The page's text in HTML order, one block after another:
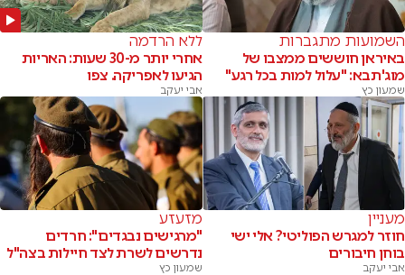
השמועות מתגברות
באיראן חוששים ממצבו של
מוג'תבא: "עלול למות בכל רגע"
שמעון כץ
ללא הרדמה
אחרי יותר מ-30 שעות: האריות
הגיעו לאפריקה. צפו
אבי יעקב
מעניין
חוזר למגרש הפוליטי? אלי ישי
בוחן חיבורים
אבי יעקב
מזעזע
"מרגישים נבגדים": חרדים
נדרשים לשרת לצד חיילות בצה"ל
שמעון כץ